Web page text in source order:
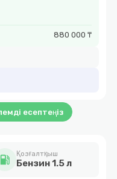
880 000 ₸
есептеңіз
local_gas_station Қозғалтқыш
Бензин 1.5 л